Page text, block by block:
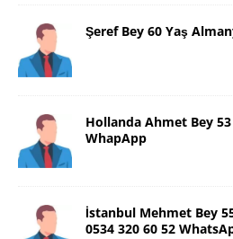
Şeref Bey 60 Yaş
Hollanda Ahmet Bey 53
WhapApp
İstanbul Mehmet Bey
0534 320 60 52